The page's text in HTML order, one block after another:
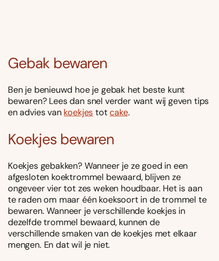
Gebak bewaren
Ben je benieuwd hoe je gebak het beste kunt
bewaren? Lees dan snel verder want wij geven tips
en advies van koekjes tot cake.
Koekjes bewaren
Koekjes gebakken? Wanneer je ze goed in een
afgesloten koektrommel bewaard, blijven ze
ongeveer vier tot zes weken houdbaar. Het is aan
te raden om maar één koeksoort in de trommel te
bewaren. Wanneer je verschillende koekjes in
dezelfde trommel bewaard, kunnen de
verschillende smaken van de koekjes met elkaar
mengen. En dat wil je niet.